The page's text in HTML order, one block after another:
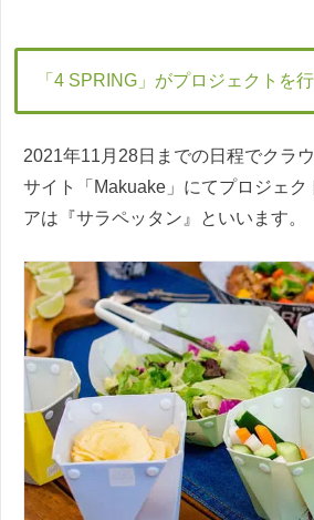
「4 SPRING」がプロジェクトを
2021年11月28日までの日程でクラ
サイト「Makuake」にてプロジェク
アは『サラペッタン』といいます。